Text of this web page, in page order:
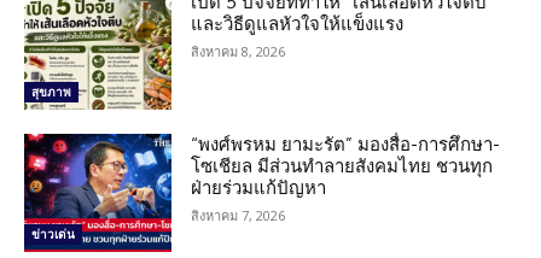
สุขภาพ
และวิธีดูแลหัวใจให้แข็งแรง
สิงหาคม 8, 2026
ข่าวเด่น
“พงศ์พรหม ยามะรัต” มองสื่อ-การศึกษา-
โซเชียล มีส่วนทำลายสังคมไทย ชวนทุก
ฝ่ายร่วมแก้ปัญหา
สิงหาคม 7, 2026